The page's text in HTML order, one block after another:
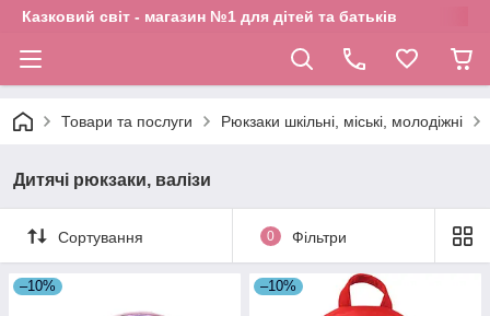
Казковий світ - магазин №1 для дітей та батьків
Товари та послуги Рюкзаки шкільні, міські, молодіжні
Дитячі рюкзаки, валізи
Сортування 0 Фільтри
–10% –10%